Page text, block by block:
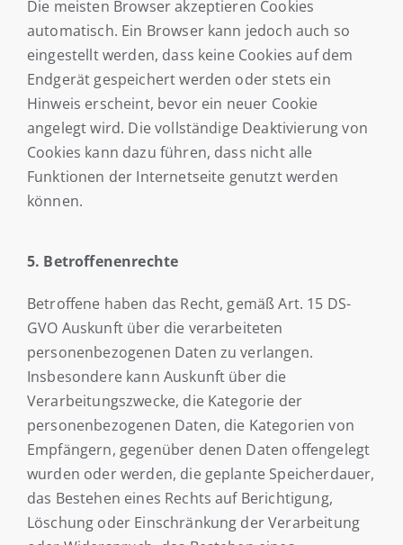
Die meisten Browser akzeptieren Cookies
automatisch. Ein Browser kann jedoch auch so
eingestellt werden, dass keine Cookies auf dem
Endgerät gespeichert werden oder stets ein
Hinweis erscheint, bevor ein neuer Cookie
angelegt wird. Die vollständige Deaktivierung von
Cookies kann dazu führen, dass nicht alle
Funktionen der Internetseite genutzt werden
können.
5. Betroffenenrechte
Betroffene haben das Recht, gemäß Art. 15 DS-
GVO Auskunft über die verarbeiteten
personenbezogenen Daten zu verlangen.
Insbesondere kann Auskunft über die
Verarbeitungszwecke, die Kategorie der
personenbezogenen Daten, die Kategorien von
Empfängern, gegenüber denen Daten offengelegt
wurden oder werden, die geplante Speicherdauer,
das Bestehen eines Rechts auf Berichtigung,
Löschung oder Einschränkung der Verarbeitung